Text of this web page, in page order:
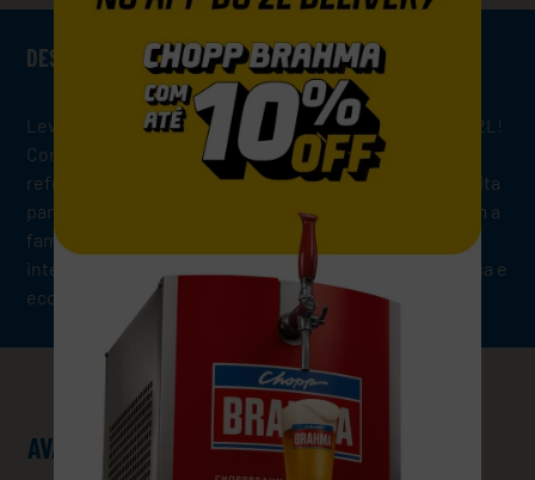
DESCRIÇÃO
Leve para casa a explosão de sabor da Sukita Uva PET 2L!
Com seu gosto doce e frutado, combinado com a
refrescância do gás na medida certa, é a escolha perfeita
para compartilhar em almoços, festas e momentos com a
família. A Sukita Uva entrega toda a diversão e
intensidade do sabor da uva em uma embalagem prática e
econômica.
AVALIAÇÕES